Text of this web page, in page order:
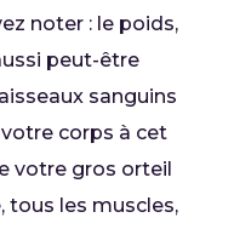
noter : le poids,
peut-être
sanguins
corps à cet
votre gros orteil
tous les muscles,